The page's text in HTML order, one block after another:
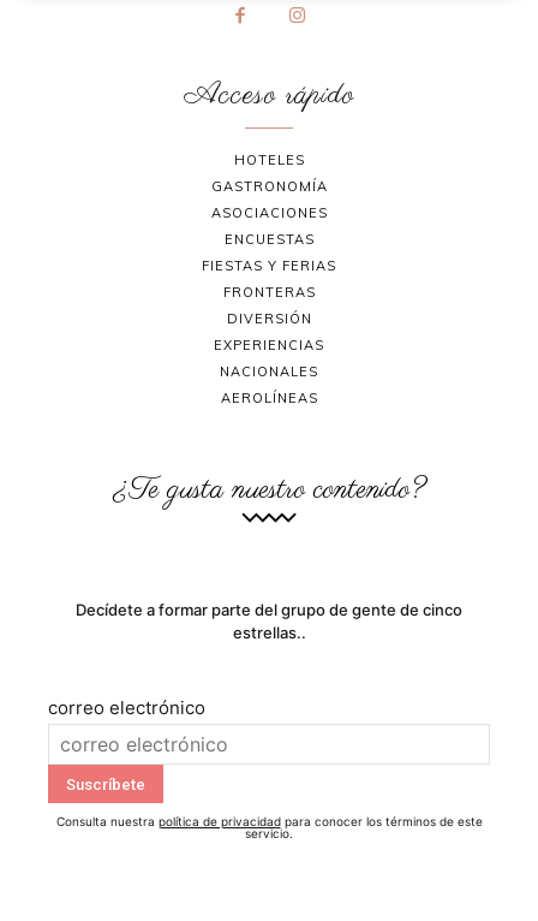
Acceso rápido
HOTELES
GASTRONOMÍA
ASOCIACIONES
ENCUESTAS
FIESTAS Y FERIAS
FRONTERAS
DIVERSIÓN
EXPERIENCIAS
NACIONALES
AEROLÍNEAS
¿Te gusta nuestro contenido?
Decídete a formar parte del grupo de gente de cinco
estrellas..
correo electrónico
Consulta nuestra política de privacidadpara conocer los términos de este
servicio.